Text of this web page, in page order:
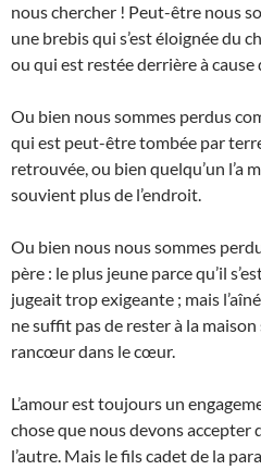
nous chercher ! Peut-être nous
une brebis qui s’est éloignée du
ou qui est restée derrière à cause
Ou bien nous sommes perdus
qui est peut-être tombée par
retrouvée, ou bien quelqu’un l’a
souvient plus de l’endroit.
Ou bien nous nous sommes
père : le plus jeune parce qu’il
jugeait trop exigeante ; mais
ne suffit pas de rester à la maison
rancœur dans le cœur.
L’amour est toujours un
chose que nous devons
l’autre. Mais le fils cadet de la